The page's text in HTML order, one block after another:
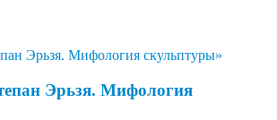
Эрьзя. Мифология